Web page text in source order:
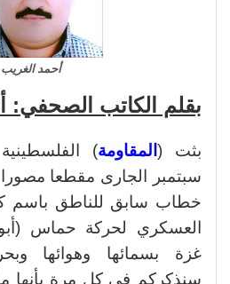
أحمد الغريب
بقلم الكاتب الصحفي:
بثت ( المقاومة
سبتمبر الجارى مقطعا
خطاب سابق للناطق باسم
العسكري لحركة حماس (أبو
غزة بسمائها وهوائها
سنذكركم فى كل مرة بأنها